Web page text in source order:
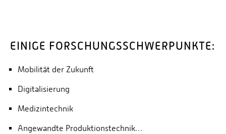
EINIGE FORSCHUNGSSCHWERPUNKTE:
Mobilität der Zukunft
Digitalisierung
Medizintechnik
Angewandte Produktionstechnik…